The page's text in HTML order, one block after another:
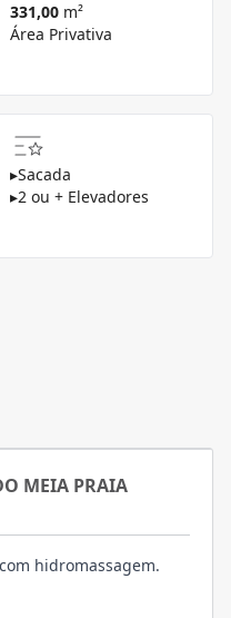
331,00 m²
Área Privativa
▸Sacada
▸2 ou + Elevadores
MEIA PRAIA
hidromassagem.